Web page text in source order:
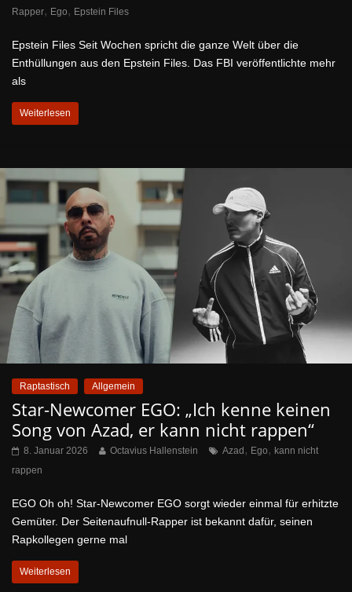
Rapper, Ego, Epstein Files
Epstein Files Seit Wochen spricht die ganze Welt über die
Enthüllungen aus den Epstein Files. Das FBI veröffentlichte mehr
als
Weiterlesen
Raptastisch Allgemein
Star-Newcomer EGO: „Ich kenne keinen
Song von Azad, er kann nicht rappen“
8. Januar 2026 Octavius Hallenstein Azad, Ego, kann nicht
rappen
EGO Oh oh! Star-Newcomer EGO sorgt wieder einmal für erhitzte
Gemüter. Der Seitenaufnull-Rapper ist bekannt dafür, seinen
Rapkollegen gerne mal
Weiterlesen